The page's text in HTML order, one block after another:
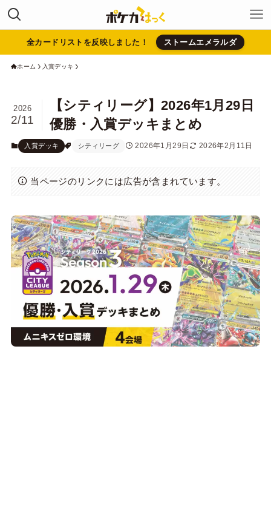
全カードリストを反映しました！ ストームエメラルダ
ホーム 入賞デッキ
【シティリーグ】2026年1月29日
優勝・入賞デッキまとめ
2026
2/11
入賞デッキ シティリーグ 2026年1月29日 2026年2月11日
当ページのリンクには広告が含まれています。